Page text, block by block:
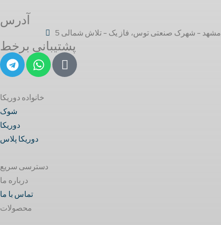
آدرس
مشهد - شهرک صنعتی توس، فاز یک - تلاش شمالی 5
پشتیبانی برخط
خانواده دوریکا
شوک
دوریکا
دوریکا پلاس
دسترسی سریع
درباره ما
تماس با ما
محصولات